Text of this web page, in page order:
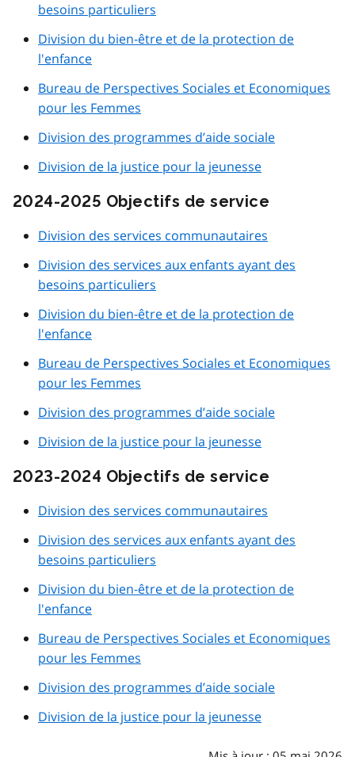
besoins particuliers
Division du bien-être et de la protection de
l'enfance
Bureau de Perspectives Sociales et Economiques
pour les Femmes
Division des programmes d’aide sociale
Division de la justice pour la jeunesse
2024-2025 Objectifs de service
Division des services communautaires
Division des services aux enfants ayant des
besoins particuliers
Division du bien-être et de la protection de
l'enfance
Bureau de Perspectives Sociales et Economiques
pour les Femmes
Division des programmes d’aide sociale
Division de la justice pour la jeunesse
2023-2024 Objectifs de service
Division des services communautaires
Division des services aux enfants ayant des
besoins particuliers
Division du bien-être et de la protection de
l'enfance
Bureau de Perspectives Sociales et Economiques
pour les Femmes
Division des programmes d’aide sociale
Division de la justice pour la jeunesse